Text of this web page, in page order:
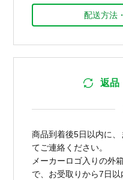
配送方法
返品
商品到着後5日以内に
てご連絡ください。
メーカーロゴ入りの外
で、お受取りから7日